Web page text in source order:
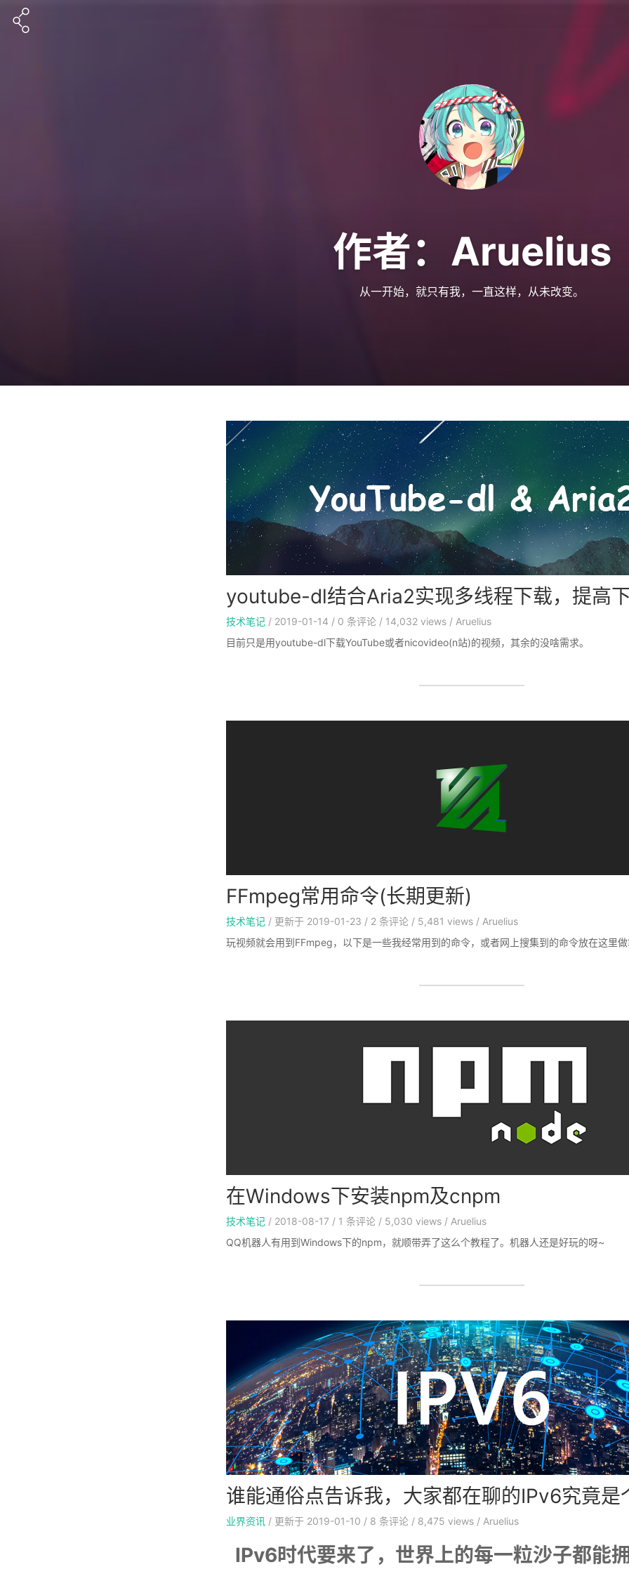
作者： Aruelius
从一开始，就只有我，一直这样，从未改变。
youtube-dl结合Aria2实现多线程下载，提高
技术笔记 / 2019-01-14 / 0 条评论 / 14,032 views / Aruelius
目前只是用youtube-dl下载YouTube或者nicovideo(n站)的视频，其余的没啥需求。
FFmpeg常用命令(长期更新)
技术笔记 / 更新于 2019-01-23 / 2 条评论 / 5,481 views / Aruelius
玩视频就会用到FFmpeg，以下是一些我经常用到的命令，或者网上搜集到的命令放在这里
在Windows下安装npm及cnpm
技术笔记 / 2018-08-17 / 1 条评论 / 5,030 views / Aruelius
QQ机器人有用到Windows下的npm，就顺带弄了这么个教程了。机器人还是好玩的呀~
谁能通俗点告诉我，大家都在聊的IPv6究竟是
业界资讯 / 更新于 2019-01-10 / 8 条评论 / 8,475 views / Aruelius
IPv6时代要来了，世界上的每一粒沙子都能